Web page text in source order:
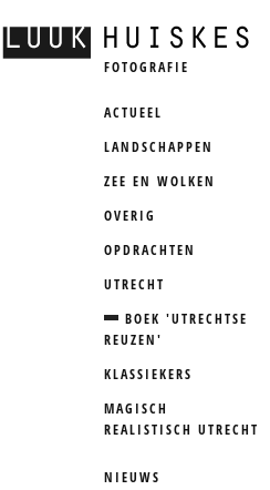
FOTOGRAFIE
ACTUEEL
LANDSCHAPPEN
ZEE EN WOLKEN
OVERIG
OPDRACHTEN
UTRECHT
BOEK 'UTRECHTSE
REUZEN'
KLASSIEKERS
MAGISCH
REALISTISCH UTRECHT
NIEUWS